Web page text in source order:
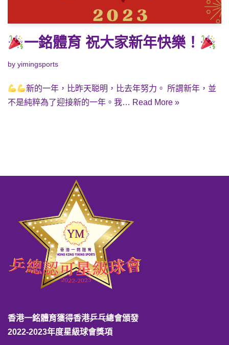
一銘體育 祝大家新年快樂！
by yimingsports
新的一年，比昨天聪明，比去年努力。 所謂新年，並
不是純粹為了迎接新的一年。我… Read More »
香港一銘體育獲得香港乒乓總會頒發
2022-2023年度星級球會獎項